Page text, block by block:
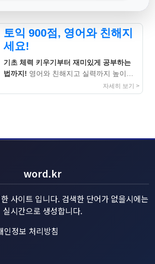
토익 900점, 영어와 친해지
세요!
기초 체력 키우기부터 재미있게 공부하는
법까지! 영어와 친해지고 실력까지 높이는
자세히 보기 >
word.kr
사이트 입니다. 검색한 단어가 없을시에는
실시간으로 생성합니다.
인정보 처리방침